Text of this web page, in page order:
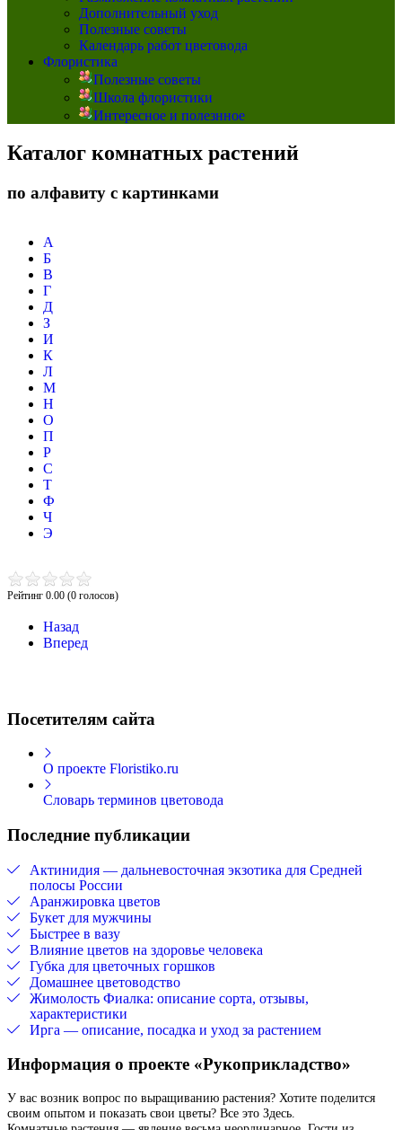
Дополнительный уход
Полезные советы
Календарь работ цветовода
Флористика
Полезные советы
Школа флористики
Интересное и полезнное
Каталог комнатных растений
по алфавиту с картинками
А
Б
В
Г
Д
З
И
К
Л
М
Н
О
П
Р
С
Т
Ф
Ч
Э
Рейтинг 0.00 (0 голосов)
Назад
Вперед
Посетителям сайта
О проекте Floristiko.ru
Словарь терминов цветовода
Последние публикации
Актинидия — дальневосточная экзотика для Средней
полосы России
Аранжировка цветов
Букет для мужчины
Быстрее в вазу
Влияние цветов на здоровье человека
Губка для цветочных горшков
Домашнее цветоводство
Жимолость Фиалка: описание сорта, отзывы,
характеристики
Ирга — описание, посадка и уход за растением
Информация о проекте «Рукоприкладство»
У вас возник вопрос по выращиванию растения? Хотите поделится
своим опытом и показать свои цветы? Все это Здесь.